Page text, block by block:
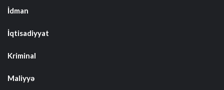
İdman
İqtisadiyyat
Kriminal
Maliyyə